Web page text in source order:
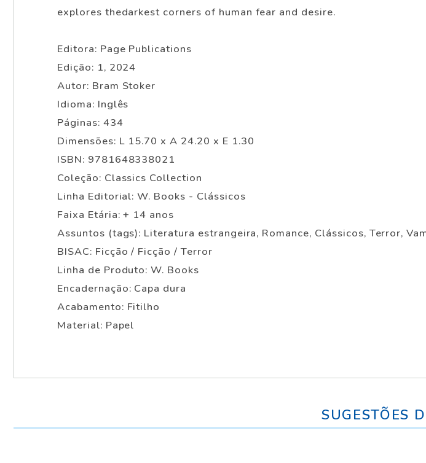
explores thedarkest corners of human fear and desire.
Editora: Page Publications
Edição: 1, 2024
Autor: Bram Stoker
Idioma: Inglês
Páginas: 434
Dimensões: L 15.70 x A 24.20 x E 1.30
ISBN: 9781648338021
Coleção: Classics Collection
Linha Editorial: W. Books - Clássicos
Faixa Etária: + 14 anos
Assuntos (tags): Literatura estrangeira, Romance, Clássicos, Terror,
BISAC: Ficção / Ficção / Terror
Linha de Produto: W. Books
Encadernação: Capa dura
Acabamento: Fitilho
Material: Papel
SUGESTÕES